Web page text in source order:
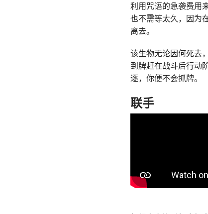
利用咒语的急袭费用
也不需等太久，因为
离去。
该生物无论因何死去
到牌赶在战斗后行动
逐，你便不会抓牌。
联手